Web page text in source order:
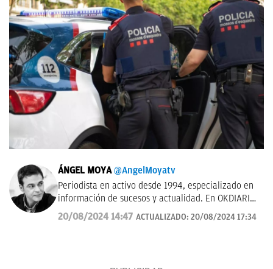
ÁNGEL MOYA @AngelMoyatv
Periodista en activo desde 1994, especializado en
información de sucesos y actualidad. En OKDIARIO
desde el año 2018. Fui redactor del Diario de Las
Palmas, pasé por los Informativos de Telecinco, me
20/08/2024 14:47 ACTUALIZADO: 20/08/2024 17:34